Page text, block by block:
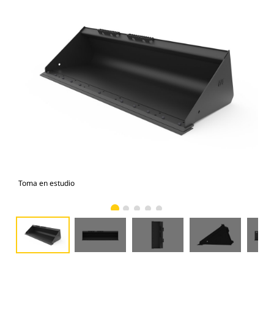
Toma en estudio